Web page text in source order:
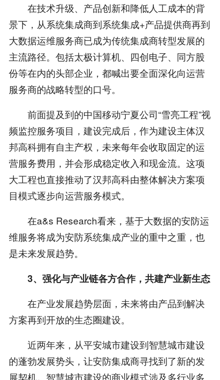
在技术升级、产品创新和降低人工成本的背
景下，从系统集成商到系统集成+产品提供商再到
大数据运维服务商已成为传统集成商转型发展的
主流路径。包括太极计算机、四创电子、同方股
份等在内的头部企业，都喊出要全面深化向运营
服务商的战略转型的口号。
前面提及到的中国移动宁夏公司“雪亮工程”视
频监控服务项目，建设完成后，作为建设主体汉
邦高科拥有自主产权，未来每年会收取固定的运
营服务费用，并会形成稳定收入和现金流。这项
大工程也直接推动了汉邦高科由整体解决方案项
目模式逐步向运营服务模式。
在a&s Research看来，基于大数据的安防运
维服务将成为安防系统集成产业的重中之重，也
是未来发展趋势。
3、强化与产业链各方合作，共建产业新生态
在产业发展趋势层面，未来将由产品到解决
方案再到开放的生态圈建设。
近两年来，从平安城市建设到智慧城市建设
的蓬勃发展势头，让安防集成商寻找到了新的发
展契机。智慧城市建设的商业模式涉及多行业多